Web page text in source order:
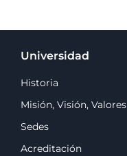
Universidad
Historia
Misión, Visión, Valores
Sedes
Acreditación